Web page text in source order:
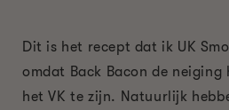
Dit is het recept dat ik UK
omdat Back Bacon de
het VK te zijn. Natuurlijk